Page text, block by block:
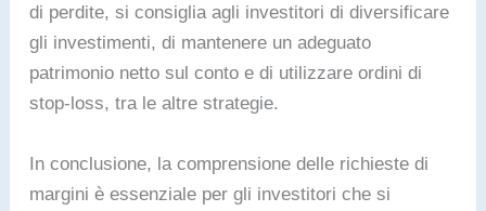
di perdite, si consiglia agli investitori di diversificare
gli investimenti, di mantenere un adeguato
patrimonio netto sul conto e di utilizzare ordini di
stop-loss, tra le altre strategie.
In conclusione, la comprensione delle richieste di
margini è essenziale per gli investitori che si